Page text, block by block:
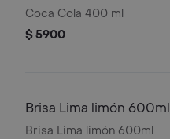
Coca Cola 400 ml
$ 5900
Brisa Lima limón 600ml
Brisa Lima limón 600ml